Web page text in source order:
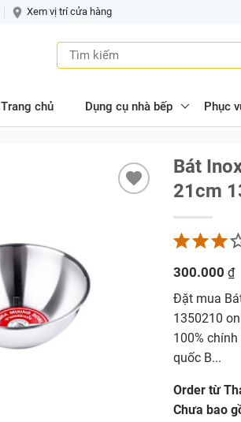
Xem vị trí cửa hàng
Trang chủ Dụng cụ nhà bếp Phục
Bát
21cm
300.000 ₫
Đặt mua
1350210
100%
quốc B...
Order từ
Chưa bao